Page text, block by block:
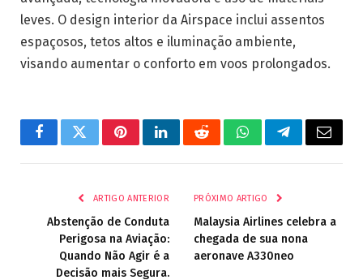
leves. O design interior da Airspace inclui assentos
espaçosos, tetos altos e iluminação ambiente,
visando aumentar o conforto em voos prolongados.
FacebookTwitterPinterestLinkedInRedditWhatsAppTelegrama
E-
ARTIGO ANTERIOR
Abstenção de Conduta
Perigosa na Aviação:
Quando Não Agir é a
Decisão mais Segura.
PRÓXIMO ARTIGO
Malaysia Airlines celebra a
chegada de sua nona
aeronave A330neo